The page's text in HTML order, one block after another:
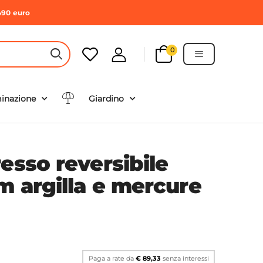
euro
HEADER SEARCH BUTTON
0
Giardino
reversibile
argilla e mercure
Paga a rate da € 89,33 senza interessi